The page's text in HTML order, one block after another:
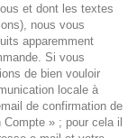
et dont les textes
nous vous
apparemment
Si vous
de bien vouloir
locale à
de confirmation de
» ; pour cela il